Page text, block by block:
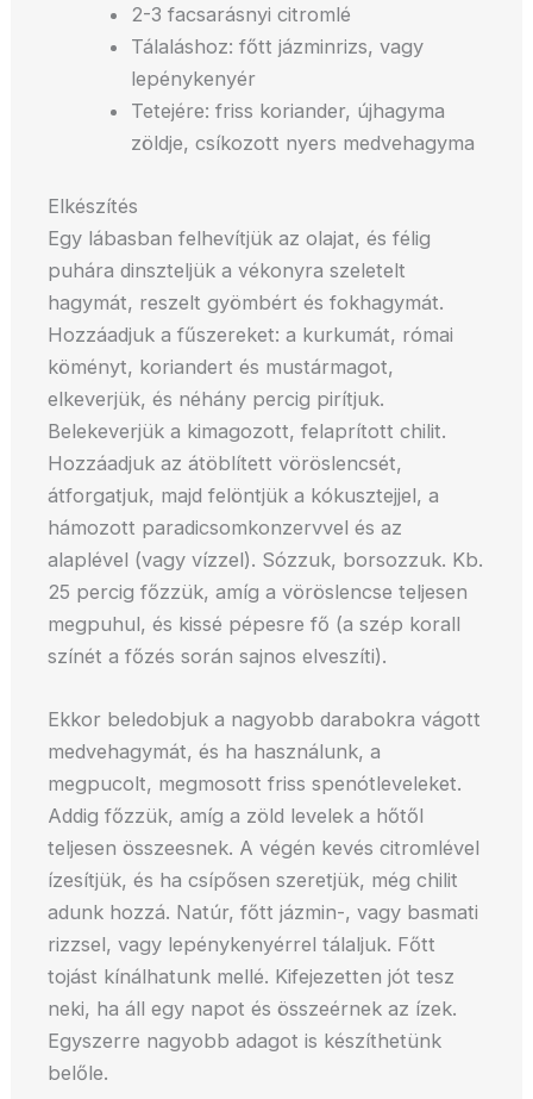
2-3 facsarásnyi citromlé
Tálaláshoz: főtt jázminrizs, vagy
lepénykenyér
Tetejére: friss koriander, újhagyma
zöldje, csíkozott nyers medvehagyma
Elkészítés
Egy lábasban felhevítjük az olajat, és félig
puhára dinszteljük a vékonyra szeletelt
hagymát, reszelt gyömbért és fokhagymát.
Hozzáadjuk a fűszereket: a kurkumát, római
köményt, koriandert és mustármagot,
elkeverjük, és néhány percig pirítjuk.
Belekeverjük a kimagozott, felaprított chilit.
Hozzáadjuk az átöblített vöröslencsét,
átforgatjuk, majd felöntjük a kókusztejjel, a
hámozott paradicsomkonzervvel és az
alaplével (vagy vízzel). Sózzuk, borsozzuk. Kb.
25 percig főzzük, amíg a vöröslencse teljesen
megpuhul, és kissé pépesre fő (a szép korall
színét a főzés során sajnos elveszíti).
Ekkor beledobjuk a nagyobb darabokra vágott
medvehagymát, és ha használunk, a
megpucolt, megmosott friss spenótleveleket.
Addig főzzük, amíg a zöld levelek a hőtől
teljesen összeesnek. A végén kevés citromlével
ízesítjük, és ha csípősen szeretjük, még chilit
adunk hozzá. Natúr, főtt jázmin-, vagy basmati
rizzsel, vagy lepénykenyérrel tálaljuk. Főtt
tojást kínálhatunk mellé. Kifejezetten jót tesz
neki, ha áll egy napot és összeérnek az ízek.
Egyszerre nagyobb adagot is készíthetünk
belőle.